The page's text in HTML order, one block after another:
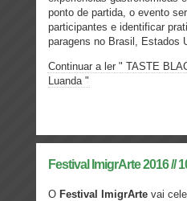
ponto de partida, o evento
participantes e identificar
paragens no Brasil, Estados
Continuar a ler " TASTE
Luanda "
Festival ImigrArte 2016 //
O Festival ImigrArte vai